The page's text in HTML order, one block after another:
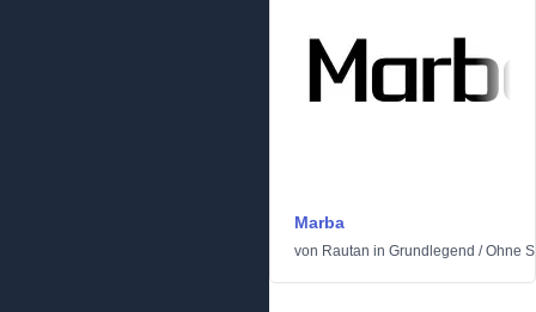
Marba
von Rautan in Grundlegend /Ohne